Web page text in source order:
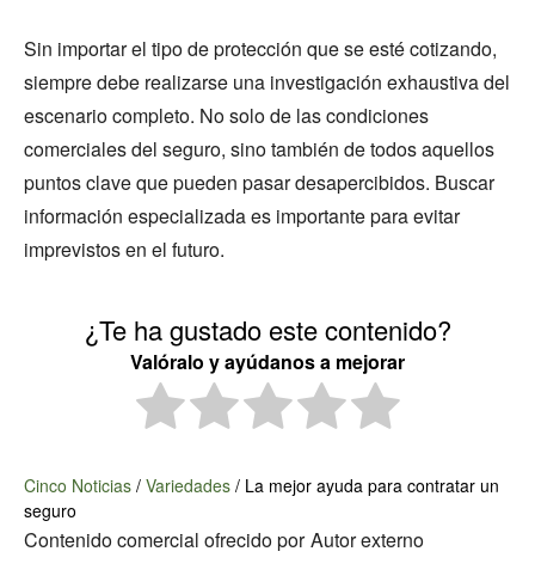
Sin importar el tipo de protección que se esté cotizando,
siempre debe realizarse una investigación exhaustiva del
escenario completo. No solo de las condiciones
comerciales del seguro, sino también de todos aquellos
puntos clave que pueden pasar desapercibidos. Buscar
información especializada es importante para evitar
imprevistos en el futuro.
¿Te ha gustado este contenido?
Valóralo y ayúdanos a mejorar
Cinco Noticias / Variedades / La mejor ayuda para contratar un
seguro
Contenido comercial ofrecido por Autor externo